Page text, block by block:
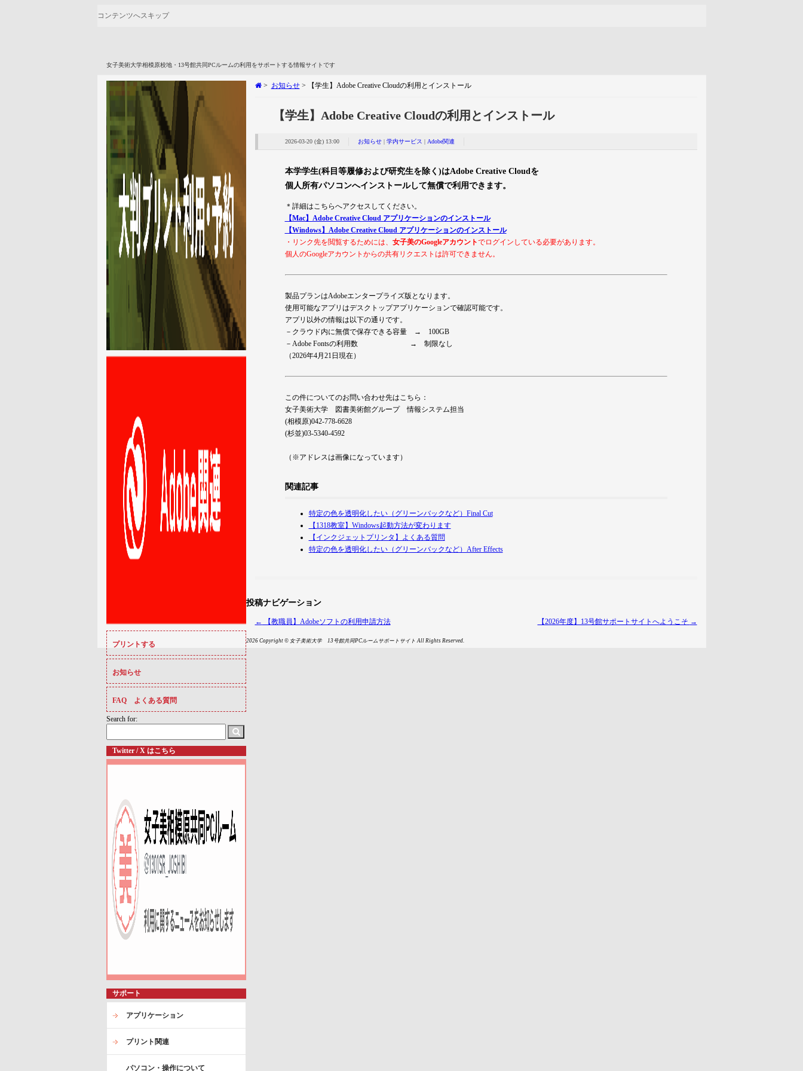
コンテンツへスキップ
女子美術大学相模原校地・13号館共同PCルームの利用をサポートする情報サイトです
> お知らせ> 【学生】Adobe Creative Cloudの利用とインストール
【学生】Adobe Creative Cloudの利用とインストール
2026-03-20 (金) 13:00 お知らせ| 学内サービス | Adobe関連
本学学生(科目等履修および研究生を除く)はAdobe Creative Cloudを
個人所有パソコンへインストールして無償で利用できます。
＊詳細はこちらへアクセスしてください。
【Mac】Adobe Creative Cloud アプリケーションのインストール
【Windows】Adobe Creative Cloud アプリケーションのインストール
・ リンク先を閲覧するためには、 女子美のGoogleアカウントでログインしている必要があります。
個人のGoogleアカウントからの共有リクエストは許可できません。
製品プランはAdobeエンタープライズ版となります。
使用可能なアプリはデスクトップアプリケーションで確認可能です。
アプリ以外の情報は以下の通りです。
－クラウド内に無償で保存できる容量 → 100GB
－Adobe Fontsの利用数 → 制限なし
（2026年4月21日現在）
この件についてのお問い合わせ先はこちら：
女子美術大学 図書美術館グループ 情報システム担当
(相模原)042-778-6628
(杉並)03-5340-4592
（※アドレスは画像になっています）
関連記事
特定の色を透明化したい（グリーンバックなど）Final Cut
【1318教室】Windows起動方法が変わります
【インクジェットプリンタ】よくある質問
特定の色を透明化したい（グリーンバックなど）After Effects
投稿ナビゲーション
← 【教職員】Adobeソフトの利用申請方法 【2026年度】13号館サポートサイトへようこそ →
プリントする
お知らせ
FAQ よくある質問
Search for:
Twitter / X はこちら
サポート
アプリケーション
プリント関連
パソコン・操作について
2026 Copyright © 女子美術大学 13号館共同PCルームサポートサイト All Rights Reserved.